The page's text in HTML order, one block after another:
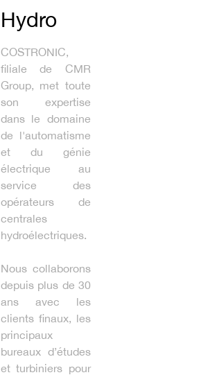
Hydro
COSTRONIC,
filiale de CMR
Group, met toute
son expertise
dans le domaine
de l'automatisme
et du génie
électrique au
service des
opérateurs de
centrales
hydroélectriques.
Nous collaborons
depuis plus de 30
ans avec les
clients finaux, les
principaux
bureaux d’études
et turbiniers pour